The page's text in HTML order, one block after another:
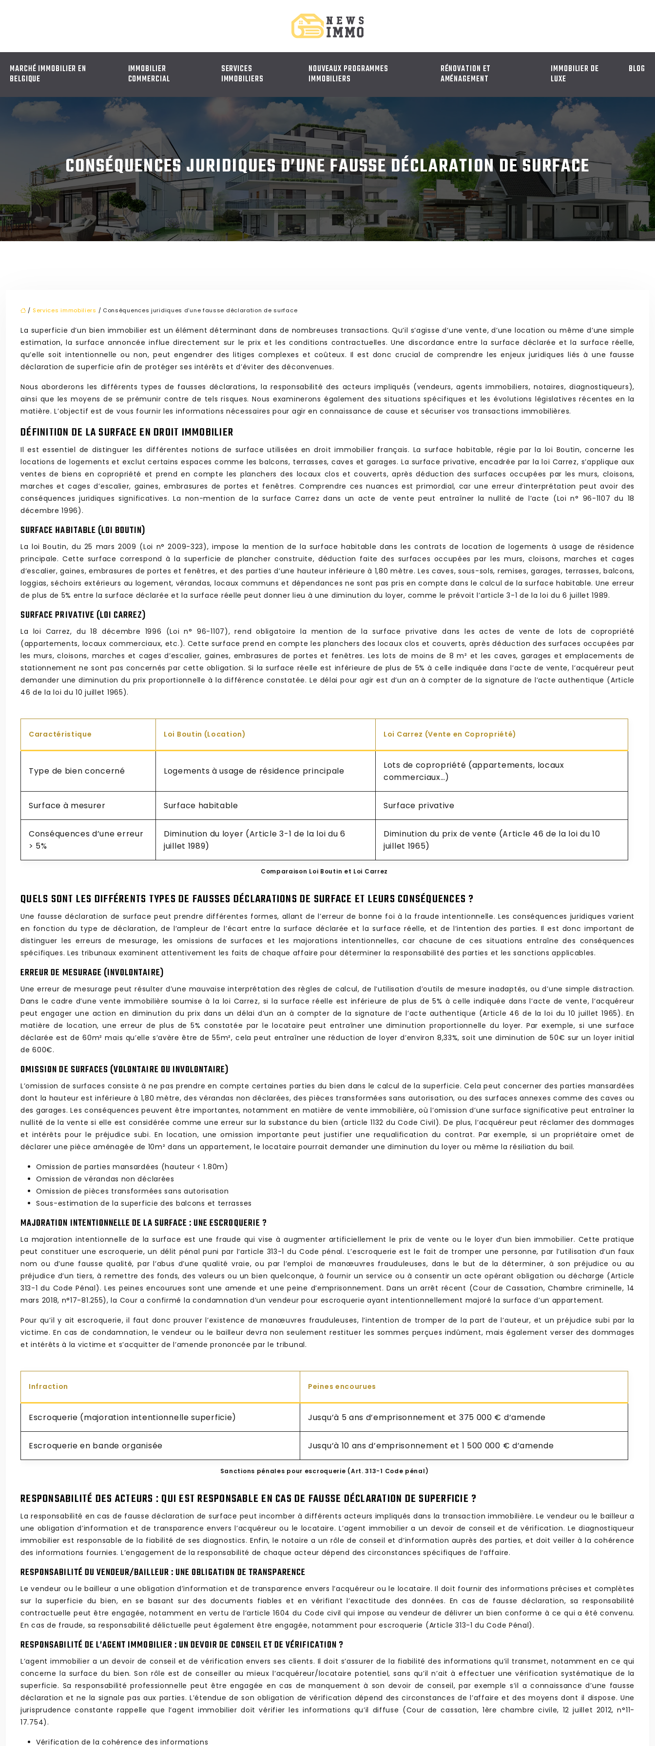
MARCHÉ IMMOBILIER EN
BELGIQUE
IMMOBILIER
COMMERCIAL
SERVICES
IMMOBILIERS
NOUVEAUX PROGRAMMES
IMMOBILIERS
RÉNOVATION ET
AMÉNAGEMENT
IMMOBILIER DE
LUXE
BLOG
CONSÉQUENCES JURIDIQUES D’UNE FAUSSE DÉCLARATION DE SURFACE
/ Services immobiliers / Conséquences juridiques d’une fausse déclaration de surface
La superficie d’un bien immobilier est un élément déterminant dans de nombreuses transactions. Qu’il s’agisse d’une vente, d’une location ou même d’une simple
estimation, la surface annoncée influe directement sur le prix et les conditions contractuelles. Une discordance entre la surface déclarée et la surface réelle,
qu’elle soit intentionnelle ou non, peut engendrer des litiges complexes et coûteux. Il est donc crucial de comprendre les enjeux juridiques liés à une fausse
déclaration de superficie afin de protéger ses intérêts et d’éviter des déconvenues.
Nous aborderons les différents types de fausses déclarations, la responsabilité des acteurs impliqués (vendeurs, agents immobiliers, notaires, diagnostiqueurs),
ainsi que les moyens de se prémunir contre de tels risques. Nous examinerons également des situations spécifiques et les évolutions législatives récentes en la
matière. L’objectif est de vous fournir les informations nécessaires pour agir en connaissance de cause et sécuriser vos transactions immobilières.
DÉFINITION DE LA SURFACE EN DROIT IMMOBILIER
Il est essentiel de distinguer les différentes notions de surface utilisées en droit immobilier français. La surface habitable, régie par la loi Boutin, concerne les
locations de logements et exclut certains espaces comme les balcons, terrasses, caves et garages. La surface privative, encadrée par la loi Carrez, s’applique aux
ventes de biens en copropriété et prend en compte les planchers des locaux clos et couverts, après déduction des surfaces occupées par les murs, cloisons,
marches et cages d’escalier, gaines, embrasures de portes et fenêtres. Comprendre ces nuances est primordial, car une erreur d’interprétation peut avoir des
conséquences juridiques significatives. La non-mention de la surface Carrez dans un acte de vente peut entraîner la nullité de l’acte (Loi n° 96-1107 du 18
décembre 1996).
SURFACE HABITABLE (LOI BOUTIN)
La loi Boutin, du 25 mars 2009 (Loi n° 2009-323), impose la mention de la surface habitable dans les contrats de location de logements à usage de résidence
principale. Cette surface correspond à la superficie de plancher construite, déduction faite des surfaces occupées par les murs, cloisons, marches et cages
d’escalier, gaines, embrasures de portes et fenêtres, et des parties d’une hauteur inférieure à 1,80 mètre. Les caves, sous-sols, remises, garages, terrasses, balcons,
loggias, séchoirs extérieurs au logement, vérandas, locaux communs et dépendances ne sont pas pris en compte dans le calcul de la surface habitable. Une erreur
de plus de 5% entre la surface déclarée et la surface réelle peut donner lieu à une diminution du loyer, comme le prévoit l’article 3-1 de la loi du 6 juillet 1989.
SURFACE PRIVATIVE (LOI CARREZ)
La loi Carrez, du 18 décembre 1996 (Loi n° 96-1107), rend obligatoire la mention de la surface privative dans les actes de vente de lots de copropriété
(appartements, locaux commerciaux, etc.). Cette surface prend en compte les planchers des locaux clos et couverts, après déduction des surfaces occupées par
les murs, cloisons, marches et cages d’escalier, gaines, embrasures de portes et fenêtres. Les lots de moins de 8 m² et les caves, garages et emplacements de
stationnement ne sont pas concernés par cette obligation. Si la surface réelle est inférieure de plus de 5% à celle indiquée dans l’acte de vente, l’acquéreur peut
demander une diminution du prix proportionnelle à la différence constatée. Le délai pour agir est d’un an à compter de la signature de l’acte authentique (Article
46 de la loi du 10 juillet 1965).
Comparaison Loi Boutin et Loi Carrez
Caractéristique Loi Boutin (Location) Loi Carrez (Vente en Copropriété)
Type de bien concerné Logements à usage de résidence principale
Lots de copropriété (appartements, locaux
commerciaux…)
Surface à mesurer Surface habitable Surface privative
Conséquences d’une erreur
> 5%
Diminution du loyer (Article 3-1 de la loi du 6
juillet 1989)
Diminution du prix de vente (Article 46 de la loi du 10
juillet 1965)
QUELS SONT LES DIFFÉRENTS TYPES DE FAUSSES DÉCLARATIONS DE SURFACE ET LEURS CONSÉQUENCES ?
Une fausse déclaration de surface peut prendre différentes formes, allant de l’erreur de bonne foi à la fraude intentionnelle. Les conséquences juridiques varient
en fonction du type de déclaration, de l’ampleur de l’écart entre la surface déclarée et la surface réelle, et de l’intention des parties. Il est donc important de
distinguer les erreurs de mesurage, les omissions de surfaces et les majorations intentionnelles, car chacune de ces situations entraîne des conséquences
spécifiques. Les tribunaux examinent attentivement les faits de chaque affaire pour déterminer la responsabilité des parties et les sanctions applicables.
ERREUR DE MESURAGE (INVOLONTAIRE)
Une erreur de mesurage peut résulter d’une mauvaise interprétation des règles de calcul, de l’utilisation d’outils de mesure inadaptés, ou d’une simple distraction.
Dans le cadre d’une vente immobilière soumise à la loi Carrez, si la surface réelle est inférieure de plus de 5% à celle indiquée dans l’acte de vente, l’acquéreur
peut engager une action en diminution du prix dans un délai d’un an à compter de la signature de l’acte authentique (Article 46 de la loi du 10 juillet 1965). En
matière de location, une erreur de plus de 5% constatée par le locataire peut entraîner une diminution proportionnelle du loyer. Par exemple, si une surface
déclarée est de 60m² mais qu’elle s’avère être de 55m², cela peut entraîner une réduction de loyer d’environ 8,33%, soit une diminution de 50€ sur un loyer initial
de 600€.
OMISSION DE SURFACES (VOLONTAIRE OU INVOLONTAIRE)
L’omission de surfaces consiste à ne pas prendre en compte certaines parties du bien dans le calcul de la superficie. Cela peut concerner des parties mansardées
dont la hauteur est inférieure à 1,80 mètre, des vérandas non déclarées, des pièces transformées sans autorisation, ou des surfaces annexes comme des caves ou
des garages. Les conséquences peuvent être importantes, notamment en matière de vente immobilière, où l’omission d’une surface significative peut entraîner la
nullité de la vente si elle est considérée comme une erreur sur la substance du bien (article 1132 du Code Civil). De plus, l’acquéreur peut réclamer des dommages
et intérêts pour le préjudice subi. En location, une omission importante peut justifier une requalification du contrat. Par exemple, si un propriétaire omet de
déclarer une pièce aménagée de 10m² dans un appartement, le locataire pourrait demander une diminution du loyer ou même la résiliation du bail.
Omission de parties mansardées (hauteur < 1.80m)
Omission de vérandas non déclarées
Omission de pièces transformées sans autorisation
Sous-estimation de la superficie des balcons et terrasses
MAJORATION INTENTIONNELLE DE LA SURFACE : UNE ESCROQUERIE ?
La majoration intentionnelle de la surface est une fraude qui vise à augmenter artificiellement le prix de vente ou le loyer d’un bien immobilier. Cette pratique
peut constituer une escroquerie, un délit pénal puni par l’article 313-1 du Code pénal. L’escroquerie est le fait de tromper une personne, par l’utilisation d’un faux
nom ou d’une fausse qualité, par l’abus d’une qualité vraie, ou par l’emploi de manœuvres frauduleuses, dans le but de la déterminer, à son préjudice ou au
préjudice d’un tiers, à remettre des fonds, des valeurs ou un bien quelconque, à fournir un service ou à consentir un acte opérant obligation ou décharge (Article
313-1 du Code Pénal). Les peines encourues sont une amende et une peine d’emprisonnement. Dans un arrêt récent (Cour de Cassation, Chambre criminelle, 14
mars 2018, n°17-81.255), la Cour a confirmé la condamnation d’un vendeur pour escroquerie ayant intentionnellement majoré la surface d’un appartement.
Pour qu’il y ait escroquerie, il faut donc prouver l’existence de manœuvres frauduleuses, l’intention de tromper de la part de l’auteur, et un préjudice subi par la
victime. En cas de condamnation, le vendeur ou le bailleur devra non seulement restituer les sommes perçues indûment, mais également verser des dommages
et intérêts à la victime et s’acquitter de l’amende prononcée par le tribunal.
Sanctions pénales pour escroquerie (Art. 313-1 Code pénal)
Infraction Peines encourues
Escroquerie (majoration intentionnelle superficie) Jusqu’à 5 ans d’emprisonnement et 375 000 € d’amende
Escroquerie en bande organisée Jusqu’à 10 ans d’emprisonnement et 1 500 000 € d’amende
RESPONSABILITÉ DES ACTEURS : QUI EST RESPONSABLE EN CAS DE FAUSSE DÉCLARATION DE SUPERFICIE ?
La responsabilité en cas de fausse déclaration de surface peut incomber à différents acteurs impliqués dans la transaction immobilière. Le vendeur ou le bailleur a
une obligation d’information et de transparence envers l’acquéreur ou le locataire. L’agent immobilier a un devoir de conseil et de vérification. Le diagnostiqueur
immobilier est responsable de la fiabilité de ses diagnostics. Enfin, le notaire a un rôle de conseil et d’information auprès des parties, et doit veiller à la cohérence
des informations fournies. L’engagement de la responsabilité de chaque acteur dépend des circonstances spécifiques de l’affaire.
RESPONSABILITÉ DU VENDEUR/BAILLEUR : UNE OBLIGATION DE TRANSPARENCE
Le vendeur ou le bailleur a une obligation d’information et de transparence envers l’acquéreur ou le locataire. Il doit fournir des informations précises et complètes
sur la superficie du bien, en se basant sur des documents fiables et en vérifiant l’exactitude des données. En cas de fausse déclaration, sa responsabilité
contractuelle peut être engagée, notamment en vertu de l’article 1604 du Code civil qui impose au vendeur de délivrer un bien conforme à ce qui a été convenu.
En cas de fraude, sa responsabilité délictuelle peut également être engagée, notamment pour escroquerie (Article 313-1 du Code Pénal).
RESPONSABILITÉ DE L’AGENT IMMOBILIER : UN DEVOIR DE CONSEIL ET DE VÉRIFICATION ?
L’agent immobilier a un devoir de conseil et de vérification envers ses clients. Il doit s’assurer de la fiabilité des informations qu’il transmet, notamment en ce qui
concerne la surface du bien. Son rôle est de conseiller au mieux l’acquéreur/locataire potentiel, sans qu’il n’ait à effectuer une vérification systématique de la
superficie. Sa responsabilité professionnelle peut être engagée en cas de manquement à son devoir de conseil, par exemple s’il a connaissance d’une fausse
déclaration et ne la signale pas aux parties. L’étendue de son obligation de vérification dépend des circonstances de l’affaire et des moyens dont il dispose. Une
jurisprudence constante rappelle que l’agent immobilier doit vérifier les informations qu’il diffuse (Cour de cassation, 1ère chambre civile, 12 juillet 2012, n°11-
17.754).
Vérification de la cohérence des informations